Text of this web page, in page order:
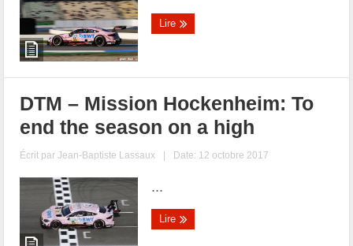
Lire
DTM – Mission Hockenheim: To
end the season on a high
Écrit parJean-Baptiste Lassaux | Date: 12 octobre 2017
...
Lire